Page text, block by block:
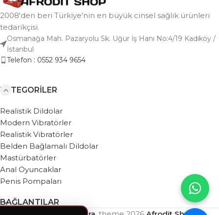
2008'den beri Türkiye'nin en büyük cinsel sağlık ürünleri
tedarikçisi.
Osmanağa Mah. Pazaryolu Sk. Uğur İş Hanı No:4/19 Kadıköy /
İstanbul
Telefon : 0552 934 9654
KATEGORILER
Realistik Dildolar
Modern Vibratörler
Realistik Vibratörler
Belden Bağlamalı Dildolar
Mastürbatörler
Anal Oyuncaklar
Penis Pompaları
BAĞLANTILAR